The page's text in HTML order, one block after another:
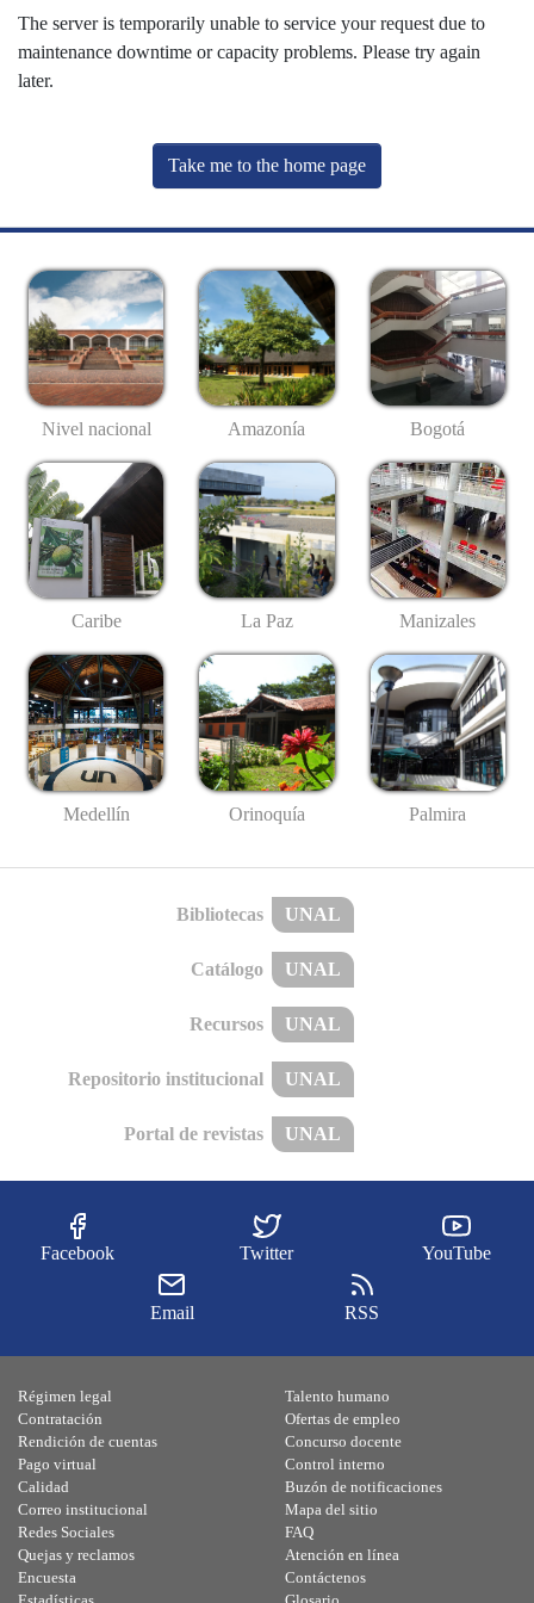
The server is temporarily unable to service your request due to
maintenance downtime or capacity problems. Please try again
later.
Take me to the home page
Nivel nacional Amazonía Bogotá
Caribe La Paz Manizales
Medellín Orinoquía Palmira
Bibliotecas UNAL
Catálogo UNAL
Recursos UNAL
Repositorio institucional UNAL
Portal de revistas UNAL
Facebook Twitter YouTube
Email RSS
Régimen legal
Contratación
Rendición de cuentas
Pago virtual
Calidad
Talento humano
Ofertas de empleo
Concurso docente
Control interno
Buzón de notificaciones
Correo institucional
Redes Sociales
Quejas y reclamos
Encuesta
Mapa del sitio
FAQ
Atención en línea
Contáctenos